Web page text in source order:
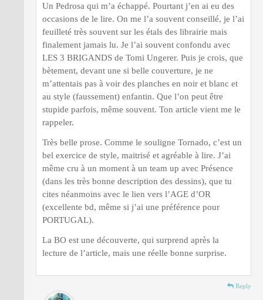
Un Pedrosa qui m’a échappé. Pourtant j’en ai eu des
occasions de le lire. On me l’a souvent conseillé, je l’ai
feuilleté très souvent sur les étals des librairie mais
finalement jamais lu. Je l’ai souvent confondu avec
LES 3 BRIGANDS de Tomi Ungerer. Puis je crois, que
bètement, devant une si belle couverture, je ne
m’attentais pas à voir des planches en noir et blanc et
au style (faussement) enfantin. Que l’on peut être
stupide parfois, même souvent. Ton article vient me le
rappeler.
Très belle prose. Comme le souligne Tornado, c’est un
bel exercice de style, maitrisé et agréable à lire. J’ai
même cru à un moment à un team up avec Présence
(dans les très bonne description des dessins), que tu
cites néanmoins avec le lien vers l’AGE d’OR
(excellente bd, même si j’ai une préférence pour
PORTUGAL).
La BO est une découverte, qui surprend après la
lecture de l’article, mais une réelle bonne surprise.
Reply